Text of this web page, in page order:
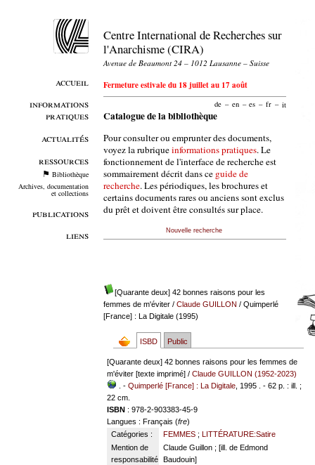
accueil
informations
pratiques
actualités
ressources
Bibliothèque
Archives, documentation
et collections
publications
liens
Centre International de Recherches sur
l'Anarchisme (CIRA)
Avenue de Beaumont 24 – 1012 Lausanne – Suisse
Fermeture estivale du 18 juillet au 17 août
de – en – es – fr – it
Catalogue de la bibliothèque
Pour consulter ou emprunter des documents,
voyez la rubriqueinformations pratiques. Le
fonctionnement de l'interface de recherche est
sommairement décrit dans ce guide de
recherche. Les périodiques, les brochures et
certains documents rares ou anciens sont exclus
du prêt et doivent être consultés sur place.
Nouvelle recherche
[Quarante deux] 42 bonnes raisons pour les
femmes de m'éviter/ Claude GUILLON / Quimperlé
[France] : La Digitale (1995)
ISBD Public
[Quarante deux] 42 bonnes raisons pour les femmes de
m'éviter [texte imprimé] /Claude GUILLON (1952-2023)
. -Quimperlé [France] : La Digitale , 1995 . - 62 p. : ill. ;
22 cm.
ISBN : 978-2-903383-45-9
Langues : Français (fre)
Catégories :
FEMMES; LITTÉRATURE:Satire
Mention de
responsabilité
Claude Guillon ; [ill. de Edmond
Baudouin]